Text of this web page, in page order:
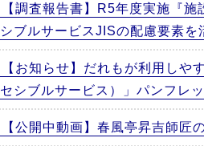
【調査報告書】R5年度実施『
シブルサービスJISの配慮要素を
【お知らせ】だれもが利用しや
セシブルサービス）」パンフレ
【公開中動画】春風亭昇吉師匠